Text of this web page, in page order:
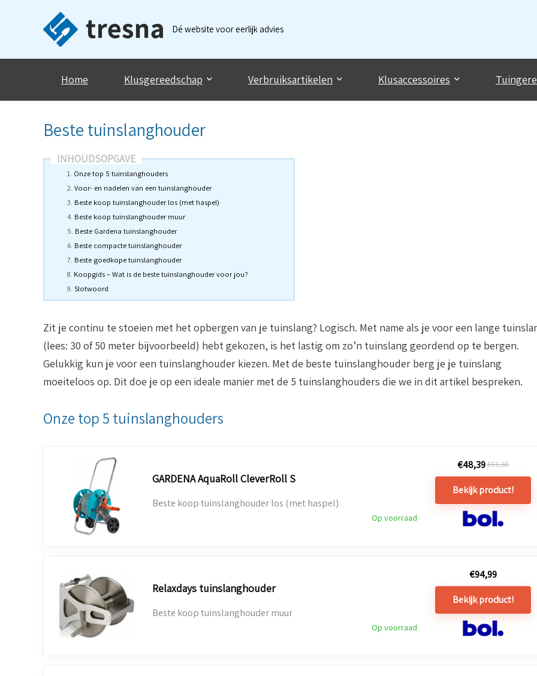
Dé website voor eerlijk advies
Home Klusgereedschap Verbruiksartikelen Klusaccessoires
Beste tuinslanghouder
INHOUDSOPGAVE
Onze top 5 tuinslanghouders
Voor- en nadelen van een tuinslanghouder
Beste koop tuinslanghouder los (met haspel)
Beste koop tuinslanghouder muur
Beste Gardena tuinslanghouder
Beste compacte tuinslanghouder
Beste goedkope tuinslanghouder
Koopgids – Wat is de beste tuinslanghouder voor jou?
Slotwoord
Zit je continu te stoeien met het opbergen van je tuinslang? Logisch. Met name als je voor een lange
(lees: 30 of 50 meter bijvoorbeeld) hebt gekozen, is het lastig om zo’n tuinslang geordend op te bergen.
Gelukkig kun je voor een tuinslanghouder kiezen. Met de beste tuinslanghouder berg je je tuinslang
moeiteloos op. Dit doe je op een ideale manier met de 5 tuinslanghouders die we in dit artikel bespreken.
Onze top 5 tuinslanghouders
GARDENA AquaRoll CleverRoll S
Beste koop tuinslanghouder los (met haspel)
Op voorraad
€48,39 €55,60
Bekijk product!
Relaxdays tuinslanghouder
Beste koop tuinslanghouder muur
Op voorraad
€94,99
Bekijk product!